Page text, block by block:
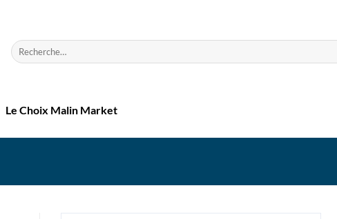
Recherche
pour :
Le Choix Malin Market